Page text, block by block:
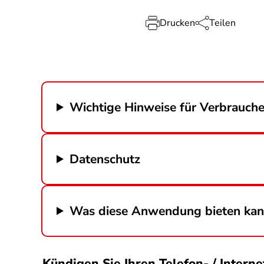
Drucken Teilen
Wichtige Hinweise für
Datenschutz
Was diese Anwendung bieten